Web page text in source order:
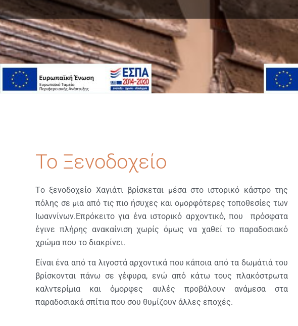
Το Ξενοδοχείο
Τ​ο ξενοδοχείο Χαγιάτι βρίσκεται μέσα στο ιστορικό κάστρο της
πόλης σε μια από τις πιο ήσυχες και ομορφότερες τοποθεσίες των
Ιωαννίνων.Επρόκειτο για ένα ιστορικό αρχοντικό, που πρόσφατα
έγινε πλήρης ανακαίνιση χωρίς όμως να χαθεί το παραδοσιακό
χρώμα που το διακρίνει.​
Είναι ένα από τα λιγοστά αρχοντικά που κάποια από τα δωμάτιά του
βρίσκονται πάνω σε γέφυρα, ενώ από κάτω τους πλακόστρωτα
καλντερίμια και όμορφες αυλές προβάλουν ανάμεσα στα
παραδοσιακά σπίτια που σου θυμίζουν άλλες εποχές.